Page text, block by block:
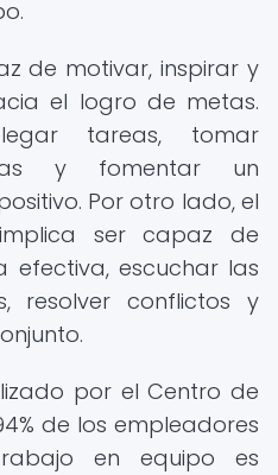
de motivar, inspirar y
el logro de metas.
tareas, tomar
y fomentar un
Por otro lado, el
ser capaz de
escuchar las
resolver conflictos y
por el Centro de
de los empleadores
en equipo es